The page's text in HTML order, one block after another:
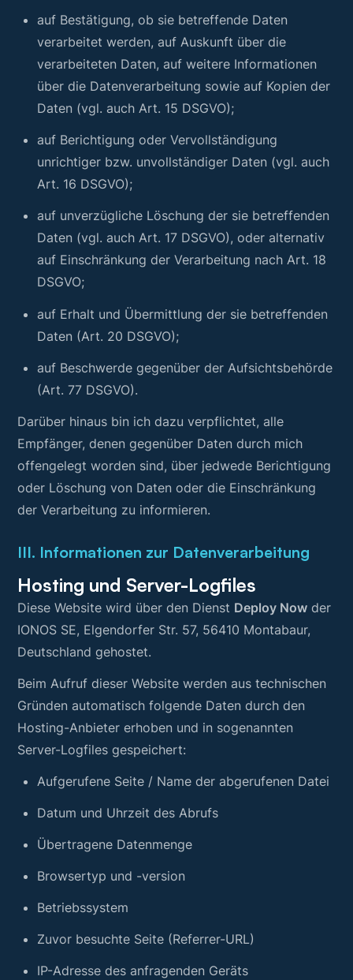
auf Bestätigung, ob sie betreffende Daten
verarbeitet werden, auf Auskunft über die
verarbeiteten Daten, auf weitere Informationen
über die Datenverarbeitung sowie auf Kopien der
Daten (vgl. auch Art. 15 DSGVO);
auf Berichtigung oder Vervollständigung
unrichtiger bzw. unvollständiger Daten (vgl. auch
Art. 16 DSGVO);
auf unverzügliche Löschung der sie betreffenden
Daten (vgl. auch Art. 17 DSGVO), oder alternativ
auf Einschränkung der Verarbeitung nach Art. 18
DSGVO;
auf Erhalt und Übermittlung der sie betreffenden
Daten (Art. 20 DSGVO);
auf Beschwerde gegenüber der Aufsichtsbehörde
(Art. 77 DSGVO).
Darüber hinaus bin ich dazu verpflichtet, alle
Empfänger, denen gegenüber Daten durch mich
offengelegt worden sind, über jedwede Berichtigung
oder Löschung von Daten oder die Einschränkung
der Verarbeitung zu informieren.
III. Informationen zur Datenverarbeitung
Hosting und Server-Logfiles
Diese Website wird über den Dienst Deploy Now der
IONOS SE, Elgendorfer Str. 57, 56410 Montabaur,
Deutschland gehostet.
Beim Aufruf dieser Website werden aus technischen
Gründen automatisch folgende Daten durch den
Hosting-Anbieter erhoben und in sogenannten
Server-Logfiles gespeichert:
Aufgerufene Seite / Name der abgerufenen Datei
Datum und Uhrzeit des Abrufs
Übertragene Datenmenge
Browsertyp und -version
Betriebssystem
Zuvor besuchte Seite (Referrer-URL)
IP-Adresse des anfragenden Geräts